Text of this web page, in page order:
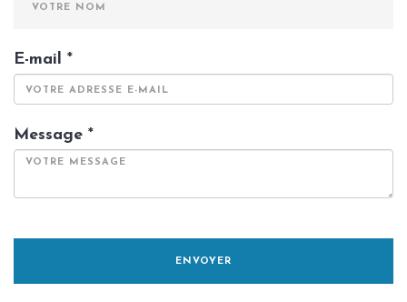
E-mail *
Message *
ENVOYER